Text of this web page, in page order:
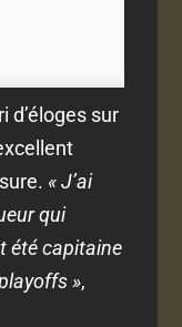
d’éloges sur
« J’ai
qui
été capitaine
»,